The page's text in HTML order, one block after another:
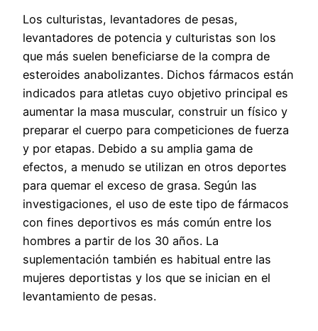
Los culturistas, levantadores de pesas,
levantadores de potencia y culturistas son los
que más suelen beneficiarse de la compra de
esteroides anabolizantes. Dichos fármacos están
indicados para atletas cuyo objetivo principal es
aumentar la masa muscular, construir un físico y
preparar el cuerpo para competiciones de fuerza
y por etapas. Debido a su amplia gama de
efectos, a menudo se utilizan en otros deportes
para quemar el exceso de grasa. Según las
investigaciones, el uso de este tipo de fármacos
con fines deportivos es más común entre los
hombres a partir de los 30 años. La
suplementación también es habitual entre las
mujeres deportistas y los que se inician en el
levantamiento de pesas.